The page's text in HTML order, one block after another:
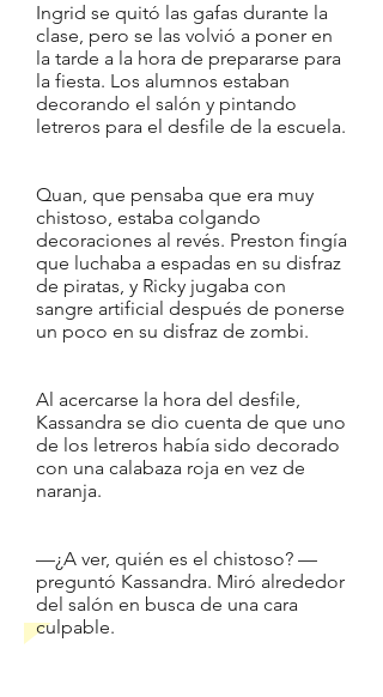
Ingrid se quitó las gafas durante la
clase, pero se las volvió a poner en
la tarde a la hora de prepararse para
la fiesta. Los alumnos estaban
decorando el salón y pintando
letreros para el desfile de la escuela.
Quan, que pensaba que era muy
chistoso, estaba colgando
decoraciones al revés. Preston fingía
que luchaba a espadas en su disfraz
de piratas, y Ricky jugaba con
sangre artificial después de ponerse
un poco en su disfraz de zombi.
Al acercarse la hora del desfile,
Kassandra se dio cuenta de que uno
de los letreros había sido decorado
con una calabaza roja en vez de
naranja.
—¿A ver, quién es el chistoso? —
preguntó Kassandra. Miró alrededor
del salón en busca de una cara
culpable.